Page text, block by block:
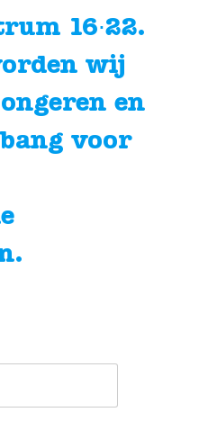
16∙22.
wij
en
voor